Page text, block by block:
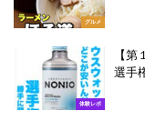
グルメ
体験レポ
【第
選手